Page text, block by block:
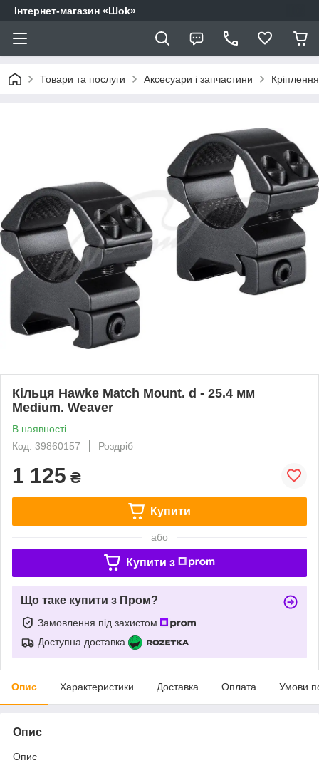
Інтернет-магазин «Шоk»
Товари та послуги Аксесуари і запчастини Кріплення
Кільця Hawke Match Mount. d - 25.4 мм
Medium. Weaver
В наявності
Код: 39860157
Роздріб
1 125 ₴
Купити
або
Купити з
Що таке купити з Пром?
Замовлення під захистом
Доступна доставка
Опис Характеристики Доставка Оплата Умови
Опис
Опис